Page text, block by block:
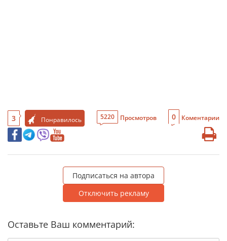
3 Понравилось 5220 Просмотров 0 Коментарии
Подписаться на автора
Отключить рекламу
Оставьте Ваш комментарий: